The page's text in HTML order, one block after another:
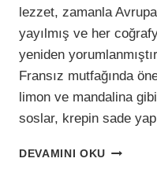
lezzet, zamanla
yayılmış ve her
yeniden
Fransız mutfağında
limon ve mandalina
soslar, krepin sade
DEVAMINI OKU